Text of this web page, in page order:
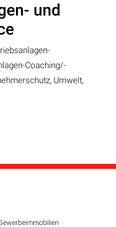
und
Coaching/-
Umwelt,